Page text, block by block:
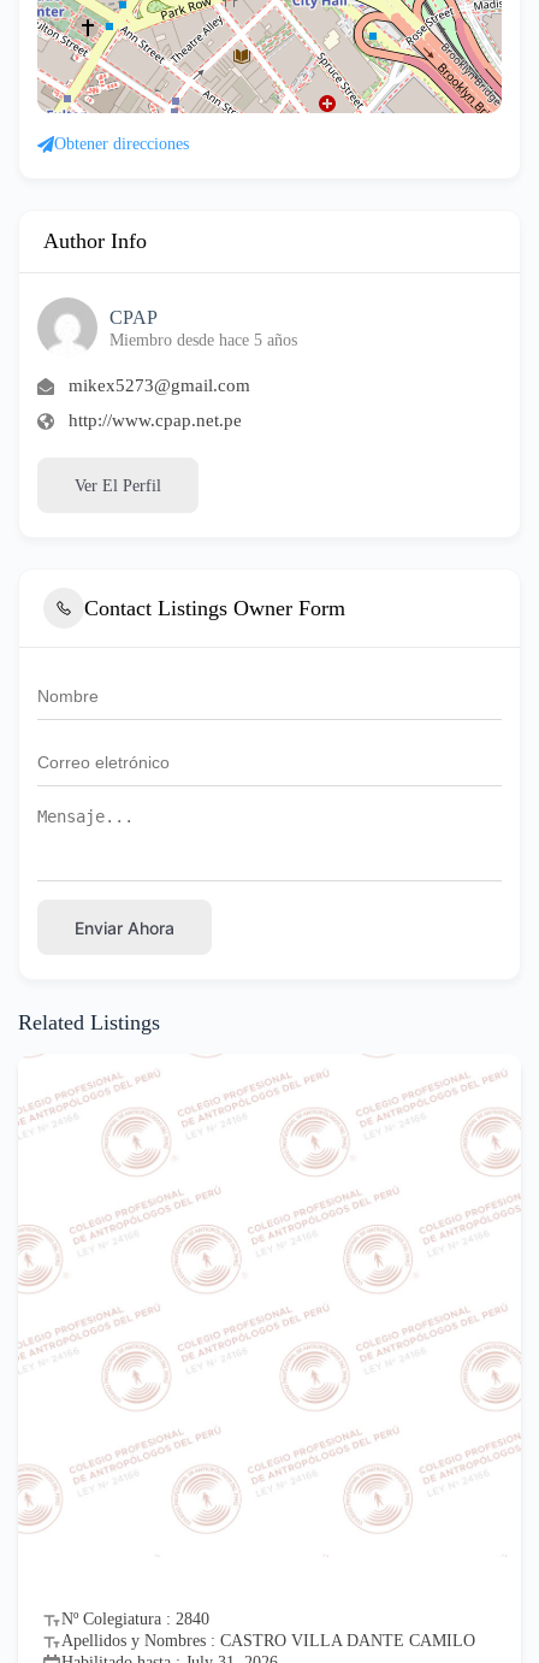
Obtener direcciones
Author Info
CPAP
Miembro desde hace 5 años
mikex5273@gmail.com
http://www.cpap.net.pe
Ver El Perfil
Contact Listings Owner Form
Enviar Ahora
Related Listings
Nº Colegiatura : 2840
Apellidos y Nombres : CASTRO VILLA DANTE CAMILO